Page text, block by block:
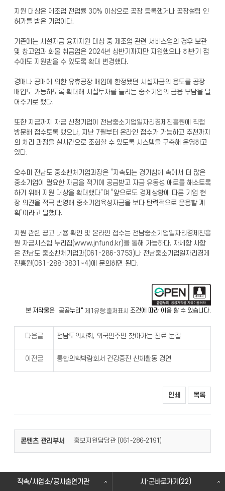
지원 대상은 제조업 전업률 30% 이상으로 공장 등록했거나 공장설립 인
허가를 받은 기업이다.
기존에는 시설자금 융자지원 대상 중 제조업 관련 서비스업의 경우 보관
및 창고업과 화물 취급업은 2024년 상반기까지만 지원했으나 하반기 접
수에도 지원받을 수 있도록 확대 변경했다.
경매나 공매에 의한 유휴공장 매입에 한정됐던 시설자금의 용도를 공장
매입도 가능하도록 확대해 시설투자를 늘리는 중소기업의 금융 부담을 덜
어주기로 했다.
또한 지금까지 자금 신청기업이 전남중소기업일자리경제진흥원에 직접
방문해 접수토록 했으나, 지난 7월부터 온라인 접수가 가능하고 추천까지
의 처리 과정을 실시간으로 조회할 수 있도록 시스템을 구축해 운영하고
있다.
오수미 전남도 중소벤처기업과장은 “지속되는 경기침체 속에서 더 많은
중소기업이 필요한 자금을 적기에 공급받고 자금 유동성 애로를 해소토록
하기 위해 지원 대상을 확대했다”며 “앞으로도 경제상황에 따른 기업 현
장 의견을 적극 반영해 중소기업육성자금을 보다 탄력적으로 운용할 계
획”이라고 말했다.
지원 관련 공고 내용 확인 및 온라인 접수는 전남중소기업일자리경제진흥
원 자금시스템 누리집(www.jnfund.kr)을 통해 가능하다. 자세항 사항
은 전남도 중소벤처기업과(061-286-3753)나 전남중소기업일자리경제
진흥원(061-288-3831~4)에 문의하면 된다.
본 저작물은 "공공누리" 제1유형:출처표시 조건에 따라 이용 할 수 있습니다.
다음글 전남도의사회, 외국인주민 찾아가는 진료 눈길
이전글 통합의학박람회서 건강증진 신체활동 경연
인쇄 목록
콘텐츠 관리부서 홍보지원담당관 (061-286-2191 )
직속/사업소/공사출연기관 시·군바로가기(22)